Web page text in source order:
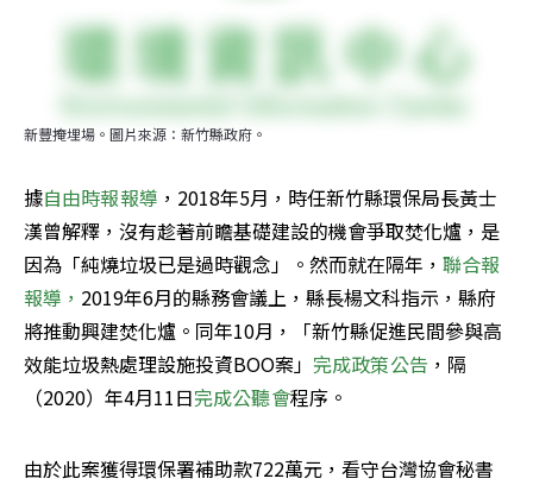
新豐掩埋場。圖片來源：新竹縣政府。
據自由時報報導 ，2018年5月，時任新竹縣環保局長黃士
漢曾解釋，沒有趁著前瞻基礎建設的機會爭取焚化爐，是
因為「純燒垃圾已是過時觀念」。然而就在隔年， 聯合報
報導， 2019年6月的縣務會議上，縣長楊文科指示，縣府
將推動興建焚化爐。同年10月，「新竹縣促進民間參與高
效能垃圾熱處理設施投資BOO案」 完成政策公告 ，隔
（2020）年4月11日完成公聽會程序。
由於此案獲得環保署補助款722萬元，看守台灣協會秘書